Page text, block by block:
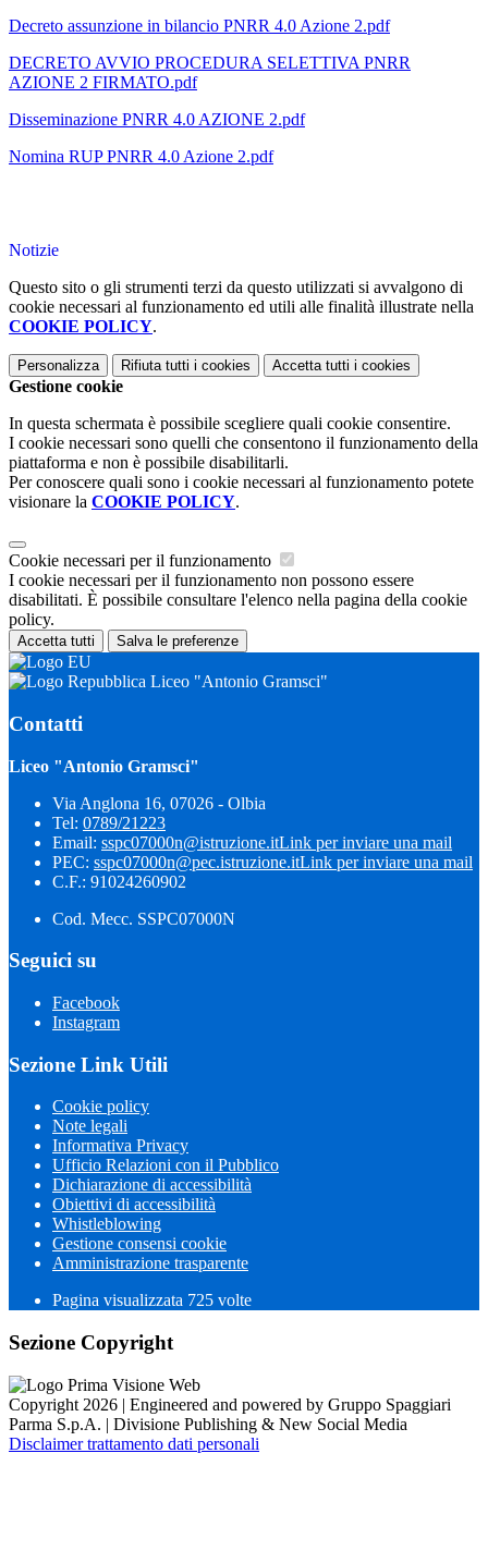
Decreto assunzione in bilancio PNRR 4.0 Azione 2.pdf
DECRETO AVVIO PROCEDURA SELETTIVA PNRR
AZIONE 2 FIRMATO.pdf
Disseminazione PNRR 4.0 AZIONE 2.pdf
Nomina RUP PNRR 4.0 Azione 2.pdf
Notizie
Questo sito o gli strumenti terzi da questo utilizzati si avvalgono di
cookie necessari al funzionamento ed utili alle finalità illustrate nella
COOKIE POLICY.
Personalizza Rifiuta tutti i cookies Accetta tutti i cookies
Gestione cookie
In questa schermata è possibile scegliere quali cookie consentire.
I cookie necessari sono quelli che consentono il funzionamento della
piattaforma e non è possibile disabilitarli.
Per conoscere quali sono i cookie necessari al funzionamento potete
visionare la COOKIE POLICY.
Cookie necessari per il funzionamento
I cookie necessari per il funzionamento non possono essere
disabilitati. È possibile consultare l'elenco nella pagina della cookie
policy.
Accetta tutti Salva le preferenze
Liceo "Antonio Gramsci"
Contatti
Liceo "Antonio Gramsci"
Via Anglona 16, 07026 - Olbia
Tel: 0789/21223
Email: sspc07000n@istruzione.itLink per inviare una mail
PEC: sspc07000n@pec.istruzione.itLink per inviare una mail
C.F.: 91024260902
Cod. Mecc. SSPC07000N
Seguici su
Facebook
Instagram
Sezione Link Utili
Cookie policy
Note legali
Informativa Privacy
Ufficio Relazioni con il Pubblico
Dichiarazione di accessibilità
Obiettivi di accessibilità
Whistleblowing
Gestione consensi cookie
Amministrazione trasparente
Pagina visualizzata 725 volte
Sezione Copyright
Copyright 2026 | Engineered and powered by Gruppo Spaggiari
Parma S.p.A. | Divisione Publishing & New Social Media
Disclaimer trattamento dati personali